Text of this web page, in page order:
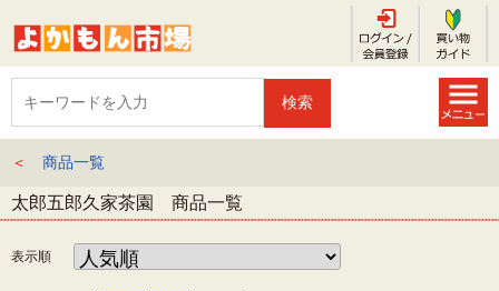
＜ 商品一覧
太郎五郎久家茶園 商品一覧
表示順